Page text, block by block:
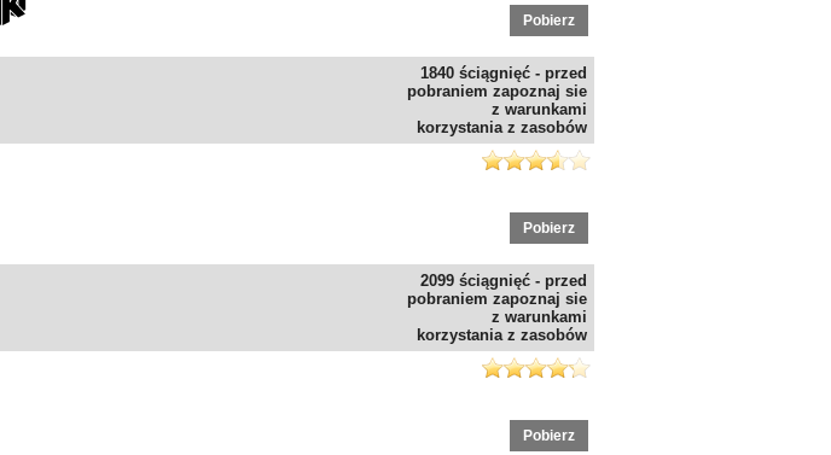
Pobierz
1840 ściągnięć - przed
pobraniem zapoznaj sie
z warunkami
korzystania z zasobów
Pobierz
2099 ściągnięć - przed
pobraniem zapoznaj sie
z warunkami
korzystania z zasobów
Pobierz